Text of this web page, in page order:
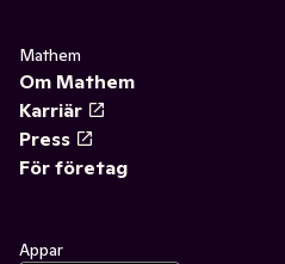
Mathem
Om Mathem
Karriär
Press
För företag
Appar